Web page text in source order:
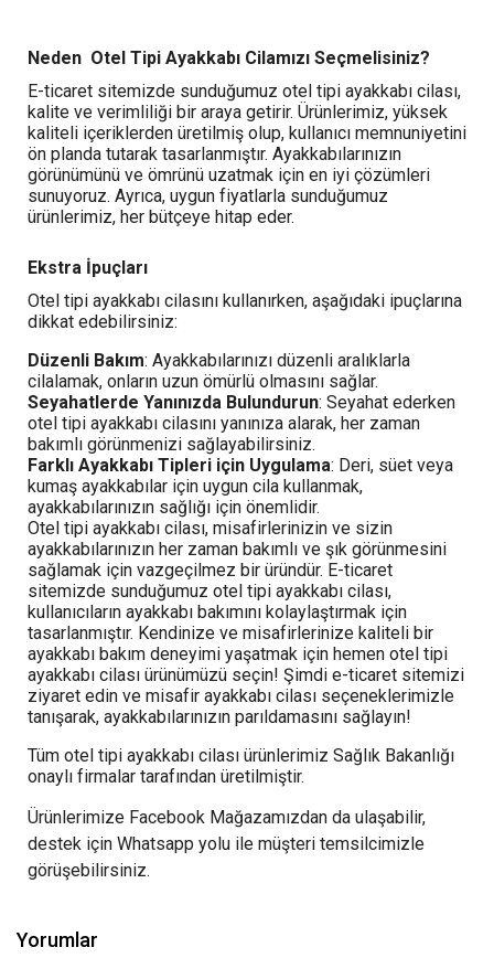
Neden Otel Tipi Ayakkabı Cilamızı Seçmelisiniz?
E-ticaret sitemizde sunduğumuz otel tipi ayakkabı cilası,
kalite ve verimliliği bir araya getirir. Ürünlerimiz, yüksek
kaliteli içeriklerden üretilmiş olup, kullanıcı memnuniyetini
ön planda tutarak tasarlanmıştır. Ayakkabılarınızın
görünümünü ve ömrünü uzatmak için en iyi çözümleri
sunuyoruz. Ayrıca, uygun fiyatlarla sunduğumuz
ürünlerimiz, her bütçeye hitap eder.
Ekstra İpuçları
Otel tipi ayakkabı cilasını kullanırken, aşağıdaki ipuçlarına
dikkat edebilirsiniz:
Düzenli Bakım: Ayakkabılarınızı düzenli aralıklarla
cilalamak, onların uzun ömürlü olmasını sağlar.
Seyahatlerde Yanınızda Bulundurun: Seyahat ederken
otel tipi ayakkabı cilasını yanınıza alarak, her zaman
bakımlı görünmenizi sağlayabilirsiniz.
Farklı Ayakkabı Tipleri için Uygulama: Deri, süet veya
kumaş ayakkabılar için uygun cila kullanmak,
ayakkabılarınızın sağlığı için önemlidir.
Otel tipi ayakkabı cilası, misafirlerinizin ve sizin
ayakkabılarınızın her zaman bakımlı ve şık görünmesini
sağlamak için vazgeçilmez bir üründür. E-ticaret
sitemizde sunduğumuz otel tipi ayakkabı cilası,
kullanıcıların ayakkabı bakımını kolaylaştırmak için
tasarlanmıştır. Kendinize ve misafirlerinize kaliteli bir
ayakkabı bakım deneyimi yaşatmak için hemen otel tipi
ayakkabı cilası ürünümüzü seçin! Şimdi e-ticaret sitemizi
ziyaret edin ve misafir ayakkabı cilası seçeneklerimizle
tanışarak, ayakkabılarınızın parıldamasını sağlayın!
Tüm otel tipi ayakkabı cilası ürünlerimiz Sağlık Bakanlığı
onaylı firmalar tarafından üretilmiştir.
Ürünlerimize Facebook Mağazamızdan da ulaşabilir,
destek için Whatsapp yolu ile müşteri temsilcimizle
görüşebilirsiniz.
Yorumlar